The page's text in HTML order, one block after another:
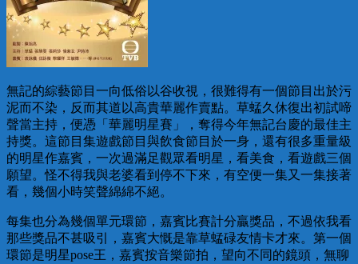
無記的綜藝節目一向低俗以谷收視，很難得有一個節目出於污
泥而不染，反而其道以高貴華麗作賣點。草蜢久休復出初試啼
聲當主持，便憑「華麗明星賽」，奪得今年無記台慶的最佳主
持獎。這節目集遊戲節目與飲食節目於一身，還有很多重量級
的明星作嘉賓，一次過滿足觀眾看明星，看美食，看遊戲三個
願望。怪不得我與老婆看到停不下來，有空便一集又一集接著
看，幾個小時笑聲綿綿不絕。
每集也分為幾個單元環節，嘉賓比賽計分贏獎品，不過依我看
那些獎品不甚吸引，嘉賓大慨是靠草蜢碌友情卡才來。第一個
環節是明星pose王，嘉賓按音樂節拍，望向不同的鏡頭，無聊